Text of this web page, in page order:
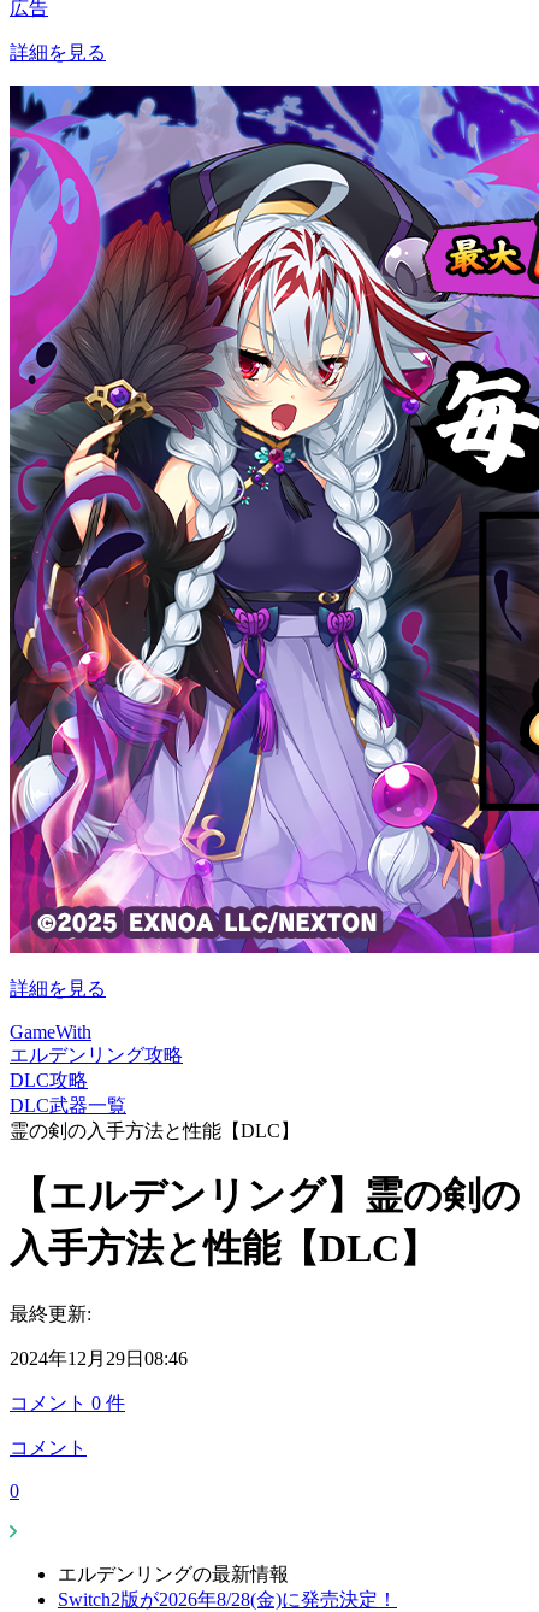
広告
詳細を見る
詳細を見る
GameWith
エルデンリング攻略
DLC攻略
DLC武器一覧
霊の剣の入手方法と性能【DLC】
【エルデンリング】霊の剣の
入手方法と性能【DLC】
最終更新:
2024年12月29日08:46
コメント 0 件
コメント
0
エルデンリングの最新情報
Switch2版が2026年8/28(金)に発売決定！